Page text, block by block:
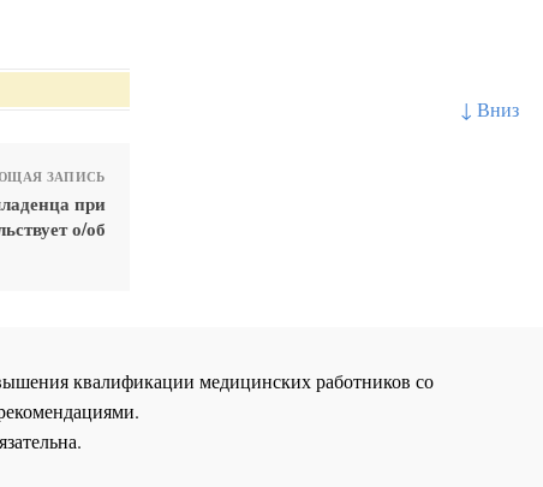
↓ Вниз
ЗАПИСЬ
при
о/об
квалификации медицинских работников со